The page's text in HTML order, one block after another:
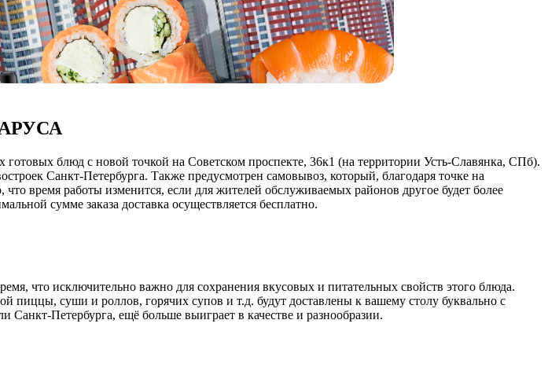
блюд с новой точкой на Советском проспекте, 36к1 (на территории Усть-Славянка, СПб).
Санкт-Петербурга. Также предусмотрен самовывоз, который, благодаря точке на
время работы изменится, если для жителей обслуживаемых районов другое будет более
сумме заказа доставка осуществляется бесплатно.
что исключительно важно для сохранения вкусовых и питательных свойств этого блюда.
суши и роллов, горячих супов и т.д. будут доставлены к вашему столу буквально с
Петербурга, ещё больше выиграет в качестве и разнообразии.